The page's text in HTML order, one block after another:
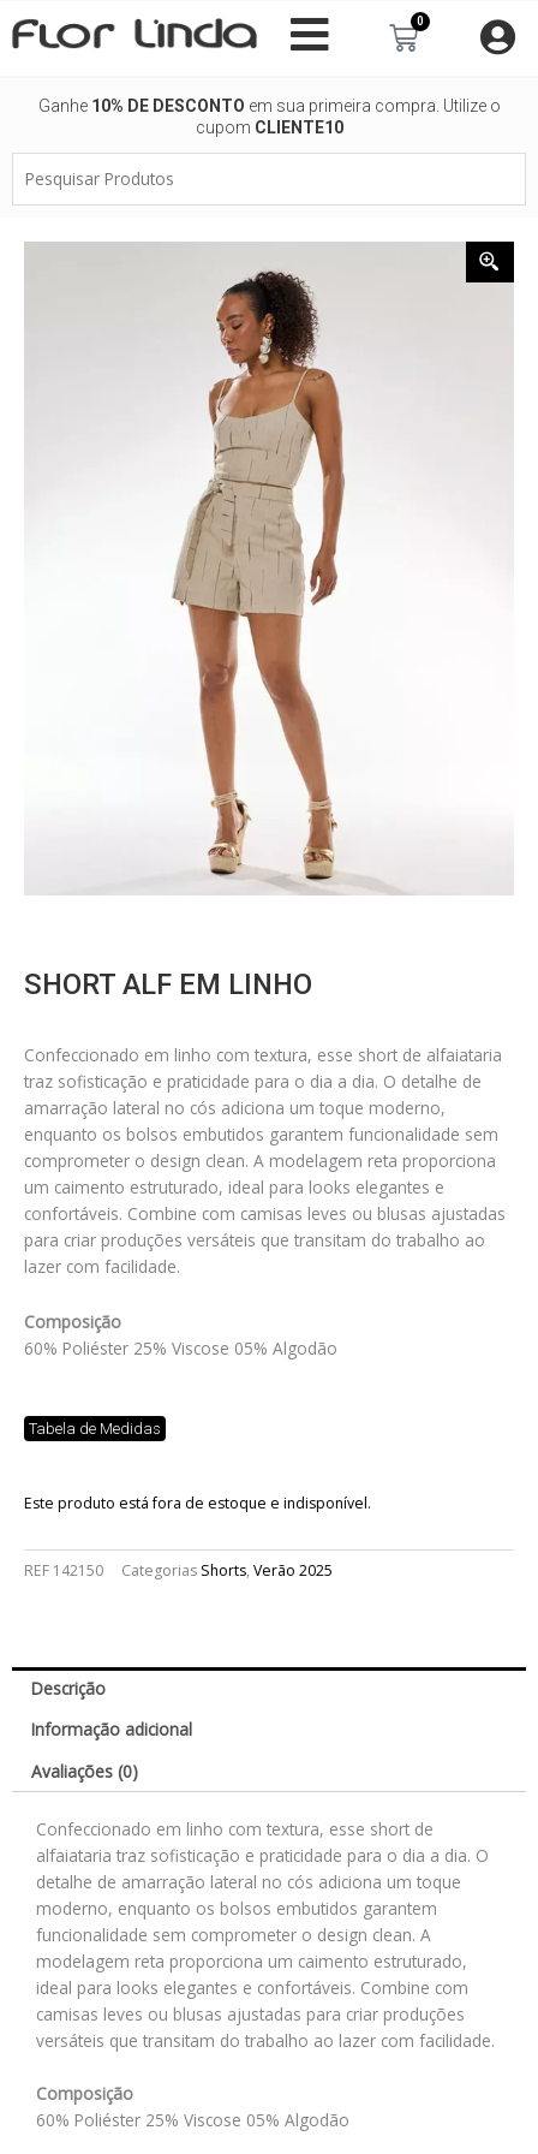
para
0
Carrinho
Ganhe 10% DE DESCONTO em sua primeira compra. Utilize o
cupom CLIENTE10
Produtos
SHORT ALF EM LINHO
Confeccionado em linho com textura, esse short de alfaiataria
traz sofisticação e praticidade para o dia a dia. O detalhe de
amarração lateral no cós adiciona um toque moderno,
enquanto os bolsos embutidos garantem funcionalidade sem
comprometer o design clean. A modelagem reta proporciona
um caimento estruturado, ideal para looks elegantes e
confortáveis. Combine com camisas leves ou blusas ajustadas
para criar produções versáteis que transitam do trabalho ao
lazer com facilidade.
Composição
60% Poliéster 25% Viscose 05% Algodão
Tabela de Medidas
Este produto está fora de estoque e indisponível.
REF 142150 Categorias Shorts, Verão 2025
Descrição
Informação adicional
Avaliações (0)
Confeccionado em linho com textura, esse short de
alfaiataria traz sofisticação e praticidade para o dia a dia. O
detalhe de amarração lateral no cós adiciona um toque
moderno, enquanto os bolsos embutidos garantem
funcionalidade sem comprometer o design clean. A
modelagem reta proporciona um caimento estruturado,
ideal para looks elegantes e confortáveis. Combine com
camisas leves ou blusas ajustadas para criar produções
versáteis que transitam do trabalho ao lazer com facilidade.
Composição
60% Poliéster 25% Viscose 05% Algodão